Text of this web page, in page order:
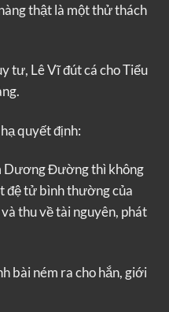
thật là một thử thách
tư, Lê Vĩ đút cá cho Tiểu
quyết định:
Dương Đường thì không
đệ tử bình thường của
thu về tài nguyên, phát
bài ném ra cho hắn, giới